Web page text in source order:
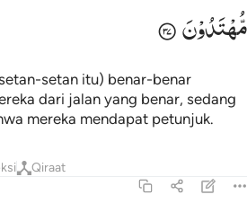
مُّهْتَدُوْنَ
setan itu) benar-benar
dari jalan yang benar, sedang
mereka mendapat petunjuk.
Qiraat